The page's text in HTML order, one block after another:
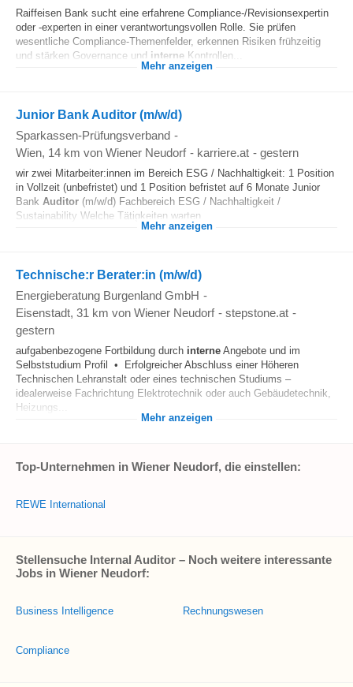
Raiffeisen Bank sucht eine erfahrene Compliance-/Revisionsexpertin
oder -experten in einer verantwortungsvollen Rolle. Sie prüfen
wesentliche Compliance-Themenfelder, erkennen Risiken frühzeitig
und stärken Governance und interne Kontrollen...
Mehr anzeigen
Junior Bank Auditor (m/w/d)
Sparkassen-Prüfungsverband -
Wien, 14 km von Wiener Neudorf - karriere.at - gestern
wir zwei Mitarbeiter:innen im Bereich ESG / Nachhaltigkeit: 1 Position
in Vollzeit (unbefristet) und 1 Position befristet auf 6 Monate Junior
Bank Auditor (m/w/d) Fachbereich ESG / Nachhaltigkeit /
Sustainability Welche Tätigkeiten warten...
Mehr anzeigen
Technische:r Berater:in (m/w/d)
Energieberatung Burgenland GmbH -
Eisenstadt, 31 km von Wiener Neudorf - stepstone.at -
gestern
aufgabenbezogene Fortbildung durch interne Angebote und im
Selbststudium Profil • Erfolgreicher Abschluss einer Höheren
Technischen Lehranstalt oder eines technischen Studiums –
idealerweise Fachrichtung Elektrotechnik oder auch Gebäudetechnik,
Heizungs...
Mehr anzeigen
Top-Unternehmen in Wiener Neudorf, die einstellen:
REWE International
Stellensuche Internal Auditor – Noch weitere interessante
Jobs in Wiener Neudorf:
Business Intelligence
Compliance
Rechnungswesen